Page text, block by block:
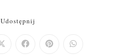
Udostępnij